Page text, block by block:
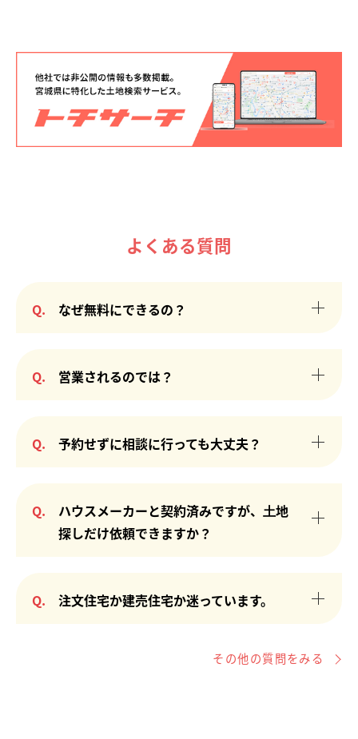
よくある質問
Q.
なぜ無料にできるの？
利用いただけます。当店のご利用で、建築費に紹介
Q.
営業されるのでは？
せていただきます。営業活動は一切行いません。も
Q.
予約せずに相談に行っても大丈夫？
りますので、店舗にお越しいただく前にご連絡をい
ただけますと確実です。当日の場合は電話にてご連
内容をご入力いただくと、当日までにお客様のご要
望に沿った資料をご準備いたします。
Q.
ハウスメーカーと契約済みですが、⼟地
探しだけ依頼できますか？
ーとご契約済みのお客様へは未公開土地情報のご紹
Q.
注文住宅か建売住宅か迷っています。
などについてもアドバイスいたします。その場で物
その他の質問をみる